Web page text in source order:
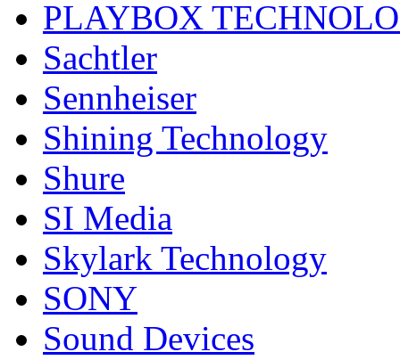
PLAYBOX
Sachtler
Sennheiser
Shining Technology
Shure
SI Media
Skylark Technology
SONY
Sound Devices